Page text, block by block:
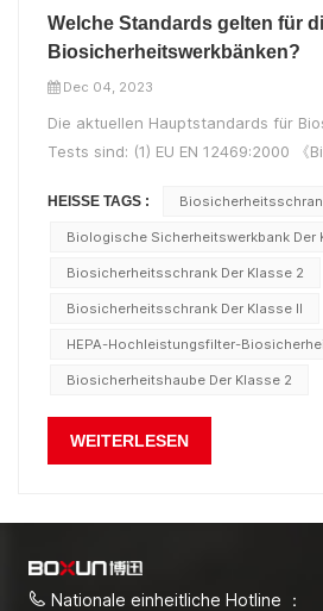
Welche Standards gelten für
Biosicherheitswerkbänken?
Dec 04, 2023
Die aktuellen Hauptstandards für
Tests sind: (1) EU EN 12469:2000 《
Sicherheitswerkbänke》 (2) NSF/
《Biosicherheitsschränke der Klasse
Flow).》 (3) JG 170-2005
HEISSE TAGS :
Biologische Sicherheitswerkbank Der
Biosicherheitsschrank Der Klasse 2
Biosicherheitsschrank Der Klasse II
HEPA-Hochleistungsfilter-
Biosicherheitshaube Der Klasse 2
WEITERLESEN
Nationale einheitliche Hotline ：